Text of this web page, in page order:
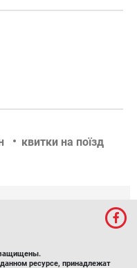
квитки на поїзд
ресурсе, принадлежат